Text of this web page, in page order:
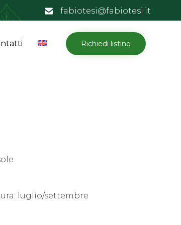
fabiotesi@fabiotesi.it
Skip
to
Richiedi listino
luglio/settembre